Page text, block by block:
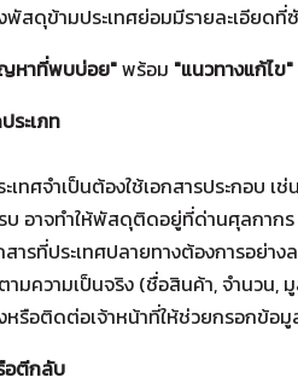
พัสดุข้ามประเทศย่อมมีรายละเอียด
หาที่พบบ่อย"พร้อม "แนวทางแก้ไข"
ระเภท
เทศจำเป็นต้องใช้เอกสารประกอบ
อาจทำให้พัสดุติดอยู่ที่ด่านศุลกากร
ารที่ประเทศปลายทางต้องการอย่าง
ามความเป็นจริง (ชื่อสินค้า, จำนวน,
รือติดต่อเจ้าหน้าที่ให้ช่วยกรอกข้อ
อตีกลับ